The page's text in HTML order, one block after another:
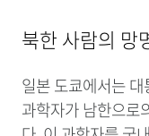
북한 사람의 망
일본 도쿄에서는대
과학자가 남한으로